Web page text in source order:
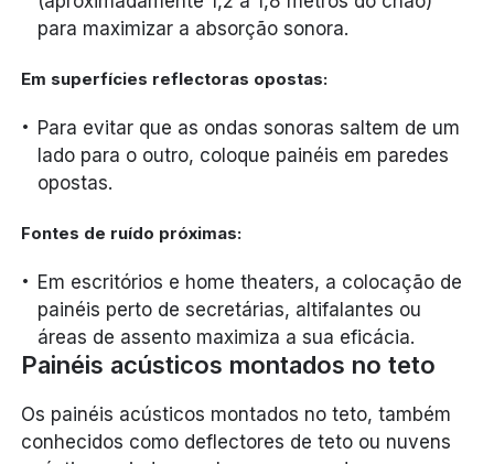
para maximizar a absorção sonora.
Em superfícies reflectoras opostas:
Para evitar que as ondas sonoras saltem de um
lado para o outro, coloque painéis em paredes
opostas.
Fontes de ruído próximas:
Em escritórios e home theaters, a colocação de
painéis perto de secretárias, altifalantes ou
áreas de assento maximiza a sua eficácia.
Painéis acústicos montados no teto
Os painéis acústicos montados no teto, também
conhecidos como deflectores de teto ou nuvens